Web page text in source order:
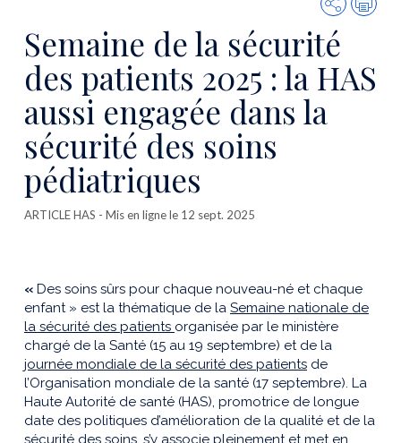
Semaine de la sécurité
des patients 2025 : la HAS
aussi engagée dans la
sécurité des soins
pédiatriques
ARTICLE HAS - Mis en ligne le 12 sept. 2025
« Des soins sûrs pour chaque nouveau-né et chaque
enfant » est la thématique de la Semaine nationale de
la sécurité des patients organisée par le ministère
chargé de la Santé (15 au 19 septembre) et de la
journée mondiale de la sécurité des patients de
l’Organisation mondiale de la santé (17 septembre). La
Haute Autorité de santé (HAS), promotrice de longue
date des politiques d’amélioration de la qualité et de la